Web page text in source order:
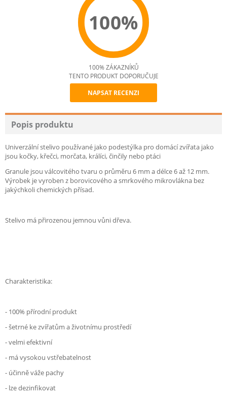
100%
Recommend
100% ZÁKAZNÍKŮ
TENTO PRODUKT DOPORUČUJE
NAPSAT RECENZI
Popis produktu
Univerzální stelivo používané jako podestýlka pro domácí zvířata jako
jsou kočky, křečci, morčata, králíci, činčily nebo ptáci
Granule jsou válcovitého tvaru o průměru 6 mm a délce 6 až 12 mm.
Výrobek je vyroben z borovicového a smrkového mikrovlákna bez
jakýchkoli chemických přísad.
Stelivo má přirozenou jemnou vůni dřeva.
Charakteristika:
- 100% přírodní produkt
- šetrné ke zvířatům a životnímu prostředí
- velmi efektivní
- má vysokou vstřebatelnost
- účinně váže pachy
- lze dezinfikovat